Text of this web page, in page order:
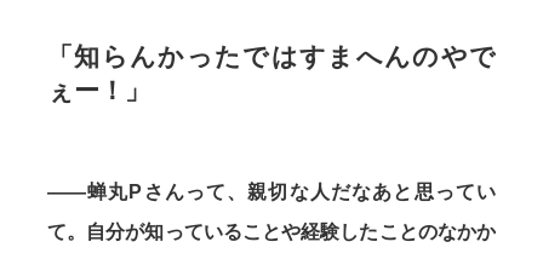
「知らんかったではすまへんのやで
ぇー！」
——蝉丸Pさんって、親切な人だなあと思ってい
て。自分が知っていることや経験したことのなかか